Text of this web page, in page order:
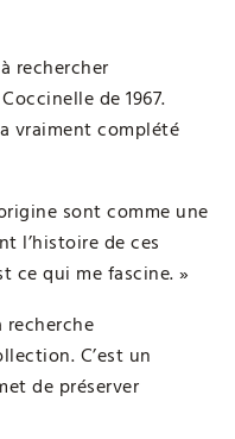
rechercher
de 1967.
vraiment complété
sont comme une
l’histoire de ces
ce qui me fascine. »
recherche
C’est un
de préserver